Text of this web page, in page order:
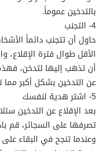
بالتدخين عموماً.
4- التجنب
حاول أن تتجنب دائماً
الأقل طوال فترة الإقلاع،
أن تذهب إليها لتدخن،
عن التدخين بشكل أكبر مما
5- اشتر هدية لنفسك
بعد الإقلاع عن التدخين
تصرفها على السجائر، قم
وعندما تنجح في البقاء